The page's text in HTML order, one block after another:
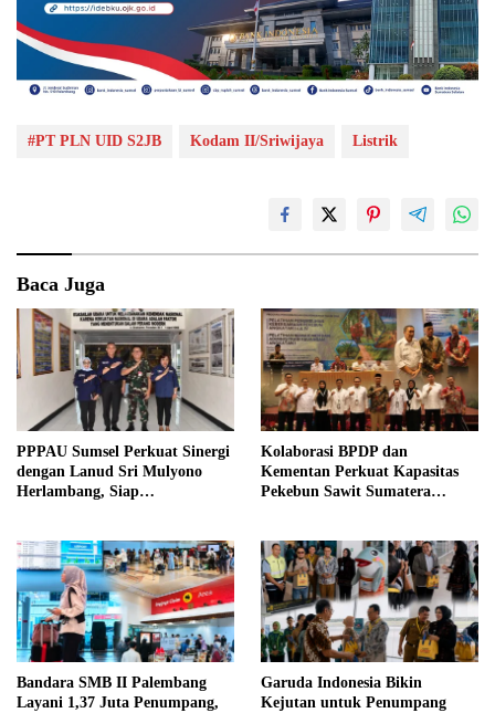
#PT PLN UID S2JB Kodam II/Sriwijaya Listrik
Baca Juga
PPPAU Sumsel Perkuat Sinergi
dengan Lanud Sri Mulyono
Herlambang, Siap
Kolaborasi BPDP dan
Kementan Perkuat Kapasitas
Pekebun Sawit Sumatera
Bandara SMB II Palembang
Layani 1,37 Juta Penumpang,
Garuda Indonesia Bikin
Kejutan untuk Penumpang